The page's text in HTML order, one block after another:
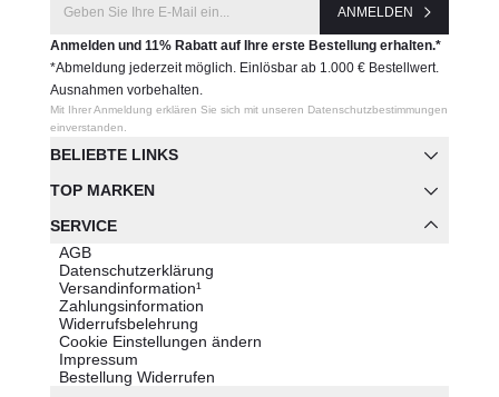
BELIEBTE LINKS
TOP MARKEN
SERVICE
AGB
Datenschutzerklärung
Versandinformation¹
Zahlungsinformation
Widerrufsbelehrung
Cookie Einstellungen ändern
Impressum
Bestellung Widerrufen
ANMELDEN
Anmelden und 11% Rabatt auf Ihre erste Bestellung erhalten.*
*Abmeldung jederzeit möglich. Einlösbar ab 1.000 € Bestellwert.
Ausnahmen vorbehalten.
Mit Ihrer Anmeldung erklären Sie sich mit unseren Datenschutzbestimmungen
einverstanden.